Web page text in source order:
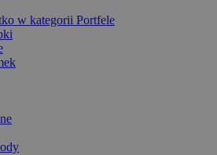
w kategorii Portfele